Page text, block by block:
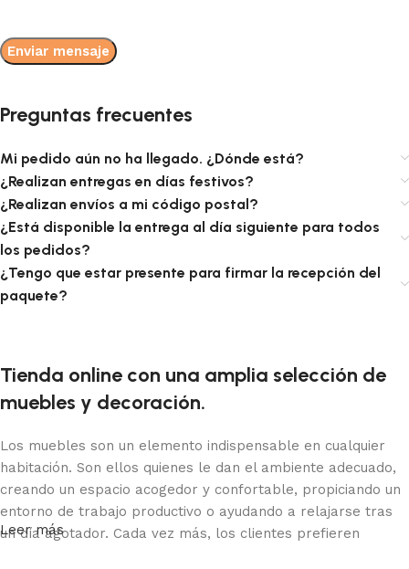
Preguntas frecuentes
Mi pedido aún no ha llegado. ¿Dónde está?
¿Realizan entregas en días festivos?
¿Realizan envíos a mi código postal?
¿Está disponible la entrega al día siguiente para todos
los pedidos?
¿Tengo que estar presente para firmar la recepción del
paquete?
Tienda online con una amplia selección de
muebles y decoración.
Los muebles son un elemento indispensable en cualquier
habitación. Son ellos quienes le dan el ambiente adecuado,
creando un espacio acogedor y confortable, propiciando un
entorno de trabajo productivo o ayudando a relajarse tras
un día agotador. Cada vez más, los clientes prefieren
Leer más